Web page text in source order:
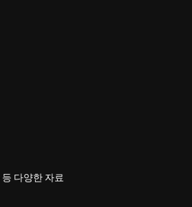
다양한 자료